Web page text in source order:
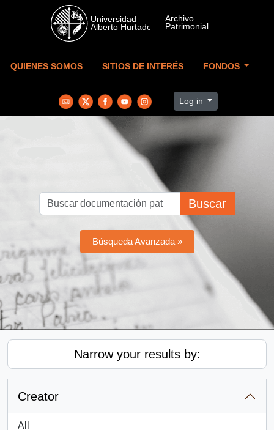
Skip to main content
QUIENES SOMOS SITIOS DE INTERÉS FONDOS
Log in
Buscar
Búsqueda Avanzada »
Narrow your results by:
Creator
All